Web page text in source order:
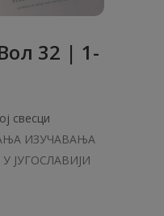
32 | 1-
свесци
ИЗУЧАВАЊА
ЈУГОСЛАВИЈИ